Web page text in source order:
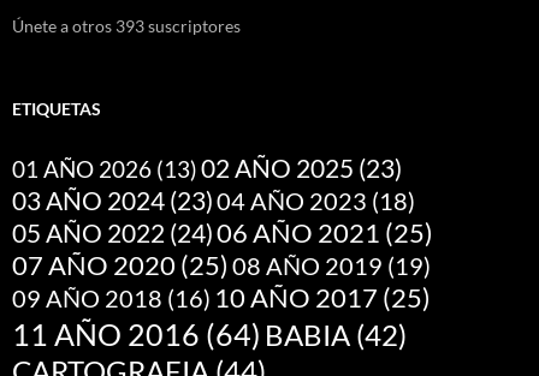
Únete a otros 393 suscriptores
ETIQUETAS
01 AÑO 2026 (13)02 AÑO 2025 (23)
03 AÑO 2024(23)04 AÑO 2023 (18)
05 AÑO 2022 (24)06 AÑO 2021 (25)
07 AÑO 2020 (25) 08 AÑO 2019 (19)
09 AÑO 2018 (16) 10 AÑO 2017 (25)
11 AÑO 2016 (64) BABIA (42)